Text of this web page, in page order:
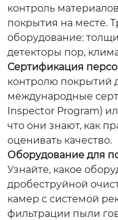
контроль
покрытия на месте.
оборудование:
детекторы пор,
Сертификация
контролю покрытий
международные
Inspector Program)
что они знают, как
оценивать качество.
Оборудование для
Узнайте, какое
дробеструйной
камер с системой
фильтрации пыли